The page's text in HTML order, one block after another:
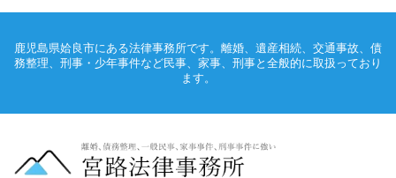
鹿児島県姶良市にある法律事務所です。離婚、遺産相続、交通事故、債
務整理、刑事・少年事件など民事、家事、刑事と全般的に取扱っており
ます。